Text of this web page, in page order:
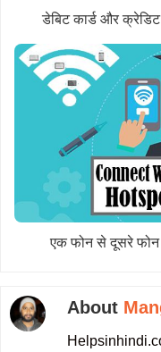
डेबिट कार्ड और क्रेडिट
एक फोन से दूसरे फोन
About